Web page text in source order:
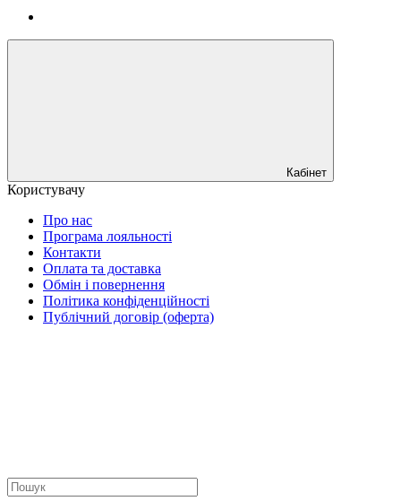
Кабінет
Користувачу
Про нас
Програма лояльності
Контакти
Оплата та доставка
Обмін і повернення
Політика конфіденційності
Публічний договір (оферта)